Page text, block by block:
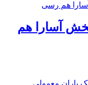
آسارا هم